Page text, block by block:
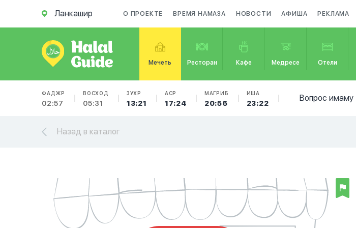
Ланкашир О ПРОЕКТЕ ВРЕМЯ НАМАЗА НОВОСТИ АФИША РЕКЛАМА
Мечеть Ресторан Кафе Медресе Отели
ФАДЖР
02:57
ВОСХОД
05:31
ЗУХР
13:21
АСР
17:24
МАГРИБ
20:56
ИША
23:22
Вопрос имаму
Назад в каталог